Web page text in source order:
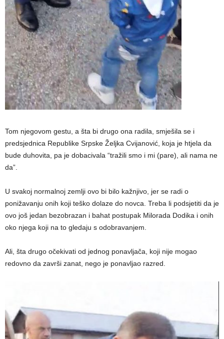
Tom njegovom gestu, a šta bi drugo ona radila, smješila se i
predsjednica Republike Srpske Željka Cvijanović, koja je htjela da
bude duhovita, pa je dobacivala “tražili smo i mi (pare), ali nama ne
da”.
U svakoj normalnoj zemlji ovo bi bilo kažnjivo, jer se radi o
ponižavanju onih koji teško dolaze do novca. Treba li podsjetiti da je
ovo još jedan bezobrazan i bahat postupak Milorada Dodika i onih
oko njega koji na to gledaju s odobravanjem.
Ali, šta drugo očekivati od jednog ponavljača, koji nije mogao
redovno da završi zanat, nego je ponavljao razred.